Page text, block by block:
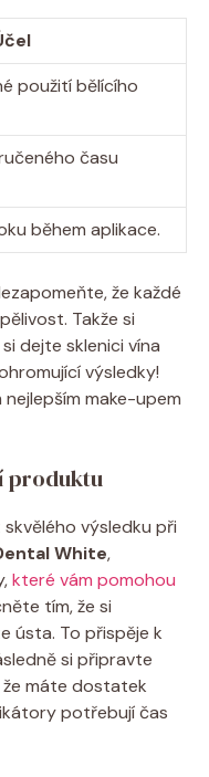
použití bělícího
času
během aplikace.
že každé
Takže si
dejte sklenici vína
výsledky!
make-upem
produktu
výsledku při
White,
které vám pomohou
tím, že si
ústa. To přispěje k
si připravte
máte dostatek
potřebují čas